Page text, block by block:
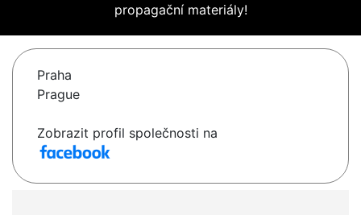
propagační materiály!
Praha
Prague
Zobrazit profil společnosti na